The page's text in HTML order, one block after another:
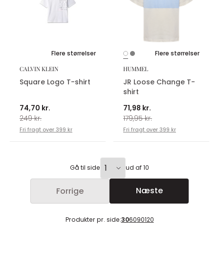
Flere størrelser
CALVIN KLEIN
Square Logo T-shirt
74,70 kr.
249 kr.
Fri fragt over 399 kr
Flere størrelser
HUMMEL
JR Loose Change T-
shirt
71,98 kr.
179,95 kr.
Fri fragt over 399 kr
Gå til side ud af 10
Forrige Næste
Produkter pr. side:306090120